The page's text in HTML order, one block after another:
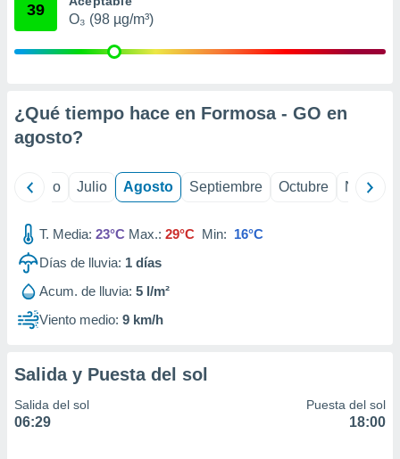
publicidad
1199
39
O₃ (98 µg/m³)
¿Qué tiempo hace en Formosa - GO en
agosto?
Junio Julio Agosto Septiembre Octubre
T. Media: 23°C Max.: 29°C Min: 16°C
Días de lluvia: 1 días
Acum. de lluvia: 5 l/m²
Viento medio: 9 km/h
Salida y Puesta del sol
Salida del sol
06:29
Puesta del sol
18:00